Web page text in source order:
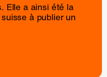
Elle a ainsi été la
à publier un